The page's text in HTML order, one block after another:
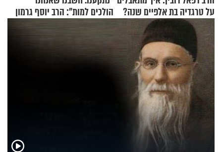
על טרגדיה בת אלפיים שנה?
הולכים למות": הרב יוסף גרמון